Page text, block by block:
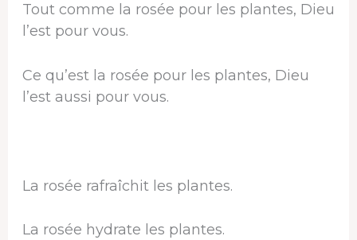
Tout comme la rosée pour les plantes, Dieu
l’est pour vous.
Ce qu’est la rosée pour les plantes, Dieu
l’est aussi pour vous.
La rosée rafraîchit les plantes.
La rosée hydrate les plantes.